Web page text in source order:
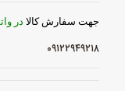
جهت سفارش کالا در
۰۹۱۲۲۹۴۹۲۱۸